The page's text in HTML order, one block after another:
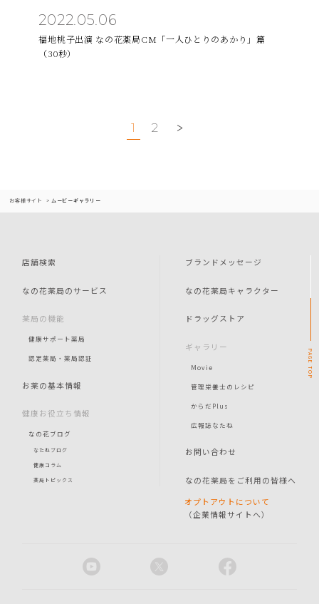
2022.05.06
福地桃子出演 なの花薬局CM「一人ひとりのあかり」篇
（30秒）
1 2
お客様サイト ムービーギャラリー
店舗検索
なの花薬局のサービス
薬局の機能
健康サポート薬局
認定薬局・薬局認証
お薬の基本情報
健康お役立ち情報
なの花ブログ
なたねブログ
健康コラム
薬局トピックス
ブランドメッセージ
なの花薬局キャラクター
ドラッグストア
ギャラリー
Movie
管理栄養士のレシピ
からだPlus
広報誌なたね
お問い合わせ
なの花薬局をご利用の皆様へ
オプトアウトについて
（企業情報サイトへ）
PAGE
TOP